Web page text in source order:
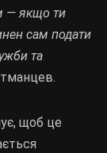
— якщо ти
сам подати
та
щоб це